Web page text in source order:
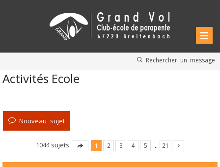
Rechercher un message
Activités Ecole
Nouveau sujet
1044 sujets 1 2 3 4 5 … 21